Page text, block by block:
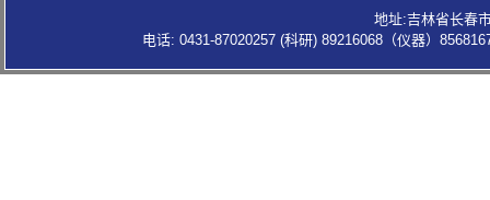
地址:吉林省长
电话: 0431-87020257 (科研) 89216068（仪器）